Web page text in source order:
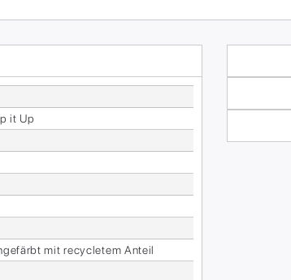
it Up
mit re­cy­cle­tem An­teil